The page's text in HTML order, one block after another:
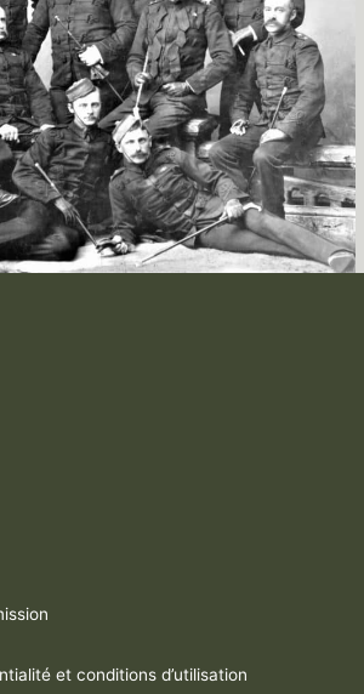
et conditions d’utilisation